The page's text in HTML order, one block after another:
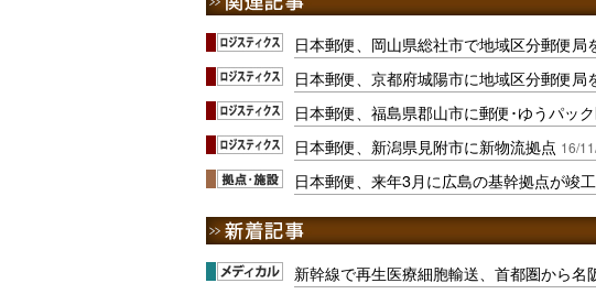
日本郵便、岡山県総社市で地域区分郵便局
日本郵便、京都府城陽市に地域区分郵便局
日本郵便、福島県郡山市に郵便･ゆうパッ
日本郵便、新潟県見附市に新物流拠点 16/
日本郵便、来年3月に広島の基幹拠点が竣工
新幹線で再生医療細胞輸送、首都圏から名